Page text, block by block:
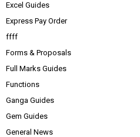
Excel Guides
Express Pay Order
ffff
Forms & Proposals
Full Marks Guides
Functions
Ganga Guides
Gem Guides
General News